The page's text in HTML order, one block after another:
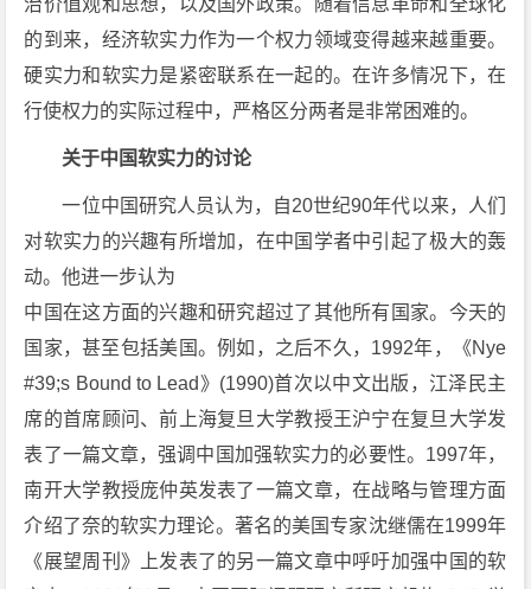
治价值观和思想，以及国外政策。随着信息革命和全球化
的到来，经济软实力作为一个权力领域变得越来越重要。
硬实力和软实力是紧密联系在一起的。在许多情况下，在
行使权力的实际过程中，严格区分两者是非常困难的。
关于中国软实力的讨论
一位中国研究人员认为，自20世纪90年代以来，人们
对软实力的兴趣有所增加，在中国学者中引起了极大的轰
动。他进一步认为
中国在这方面的兴趣和研究超过了其他所有国家。今天的
国家，甚至包括美国。例如，之后不久，1992年，《Nye
#39;s Bound to Lead》(1990)首次以中文出版，江泽民主
席的首席顾问、前上海复旦大学教授王沪宁在复旦大学发
表了一篇文章，强调中国加强软实力的必要性。1997年，
南开大学教授庞仲英发表了一篇文章，在战略与管理方面
介绍了奈的软实力理论。著名的美国专家沈继儒在1999年
《展望周刊》上发表了的另一篇文章中呼吁加强中国的软